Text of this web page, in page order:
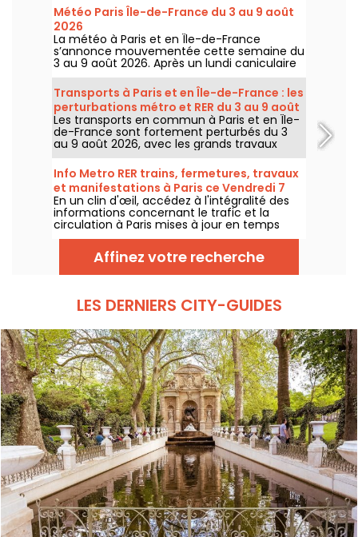
Météo Paris Île-de-France du 3 au 9 août
2026
La météo à Paris et en Île-de-France
s’annonce mouvementée cette semaine du
3 au 9 août 2026. Après un lundi caniculaire
marqué par un risque d’orages, les
températures vont progressivement baisser
avant le retour d’un temps plus chaud et
ensoleillé pour le week-end.
Transports à Paris et en Île-de-France : les
perturbations métro et RER du 3 au 9 août
2026
Les transports en commun à Paris et en Île-
de-France sont fortement perturbés du 3
au 9 août 2026, avec les grands travaux
d'été qui impactent très durement
certaines lignes, selon la RATP et SNCF.
Info Metro RER trains, fermetures, travaux
et manifestations à Paris ce Vendredi 7
août 2026
En un clin d'œil, accédez à l'intégralité des
informations concernant le trafic et la
circulation à Paris mises à jour en temps
réel. Metro RER et Transilien de la RATP,
travaux, circulation, grands évènements et
manifestations, on vous donne toutes les
informations pratiques à connaître avant de
Affinez votre recherche
LES DERNIERS CITY-GUIDES